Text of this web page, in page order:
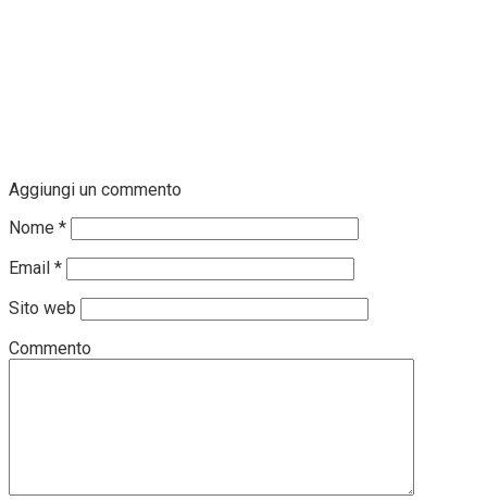
Aggiungi un commento
Nome *
Email *
Sito web
Commento